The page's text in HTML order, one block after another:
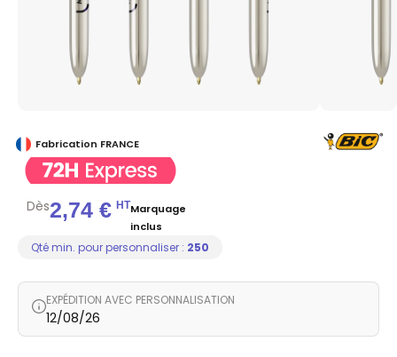
Fabrication FRANCE
Dès2,74 € HTMarquage
inclus
Qté min. pour personnaliser : 250
EXPÉDITION AVEC PERSONNALISATION
12/08/26